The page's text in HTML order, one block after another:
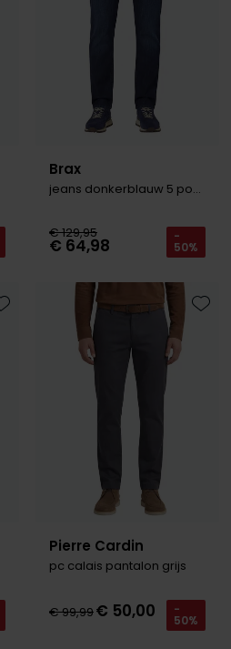
Brax
jeans donkerblauw 5 pocket
€ 129,95
€ 64,98 -
50%
Toevoegen aan favorieten
Pierre Cardin
pc calais pantalon grijs
€ 99,99€ 50,00 -
50%